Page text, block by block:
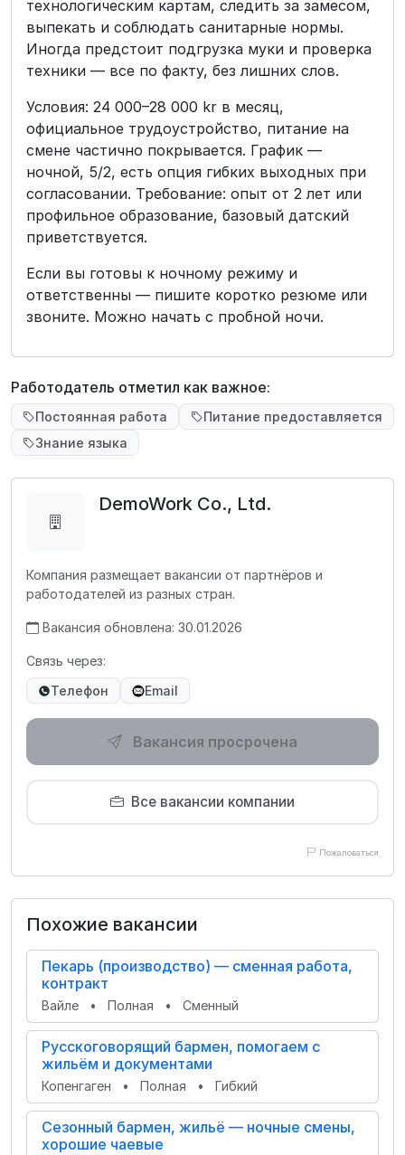
технологическим картам, следить за замесом,
выпекать и соблюдать санитарные нормы.
Иногда предстоит подгрузка муки и проверка
техники — все по факту, без лишних слов.
Условия: 24 000–28 000 kr в месяц,
официальное трудоустройство, питание на
смене частично покрывается. График —
ночной, 5/2, есть опция гибких выходных при
согласовании. Требование: опыт от 2 лет или
профильное образование, базовый датский
приветствуется.
Если вы готовы к ночному режиму и
ответственны — пишите коротко резюме или
звоните. Можно начать с пробной ночи.
Работодатель отметил как важное:
Постоянная работа
Питание предоставляется
Знание языка
DemoWork Co., Ltd.
Компания размещает вакансии от партнёров и
работодателей из разных стран.
Вакансия обновлена: 30.01.2026
Связь через:
Телефон
Email
Вакансия просрочена
Все вакансии компании
Пожаловаться
Похожие вакансии
Пекарь (производство) — сменная работа,
контракт
Вайле • Полная • Сменный
Русскоговорящий бармен, помогаем с
жильём и документами
Копенгаген • Полная • Гибкий
Сезонный бармен, жильё — ночные смены,
хорошие чаевые